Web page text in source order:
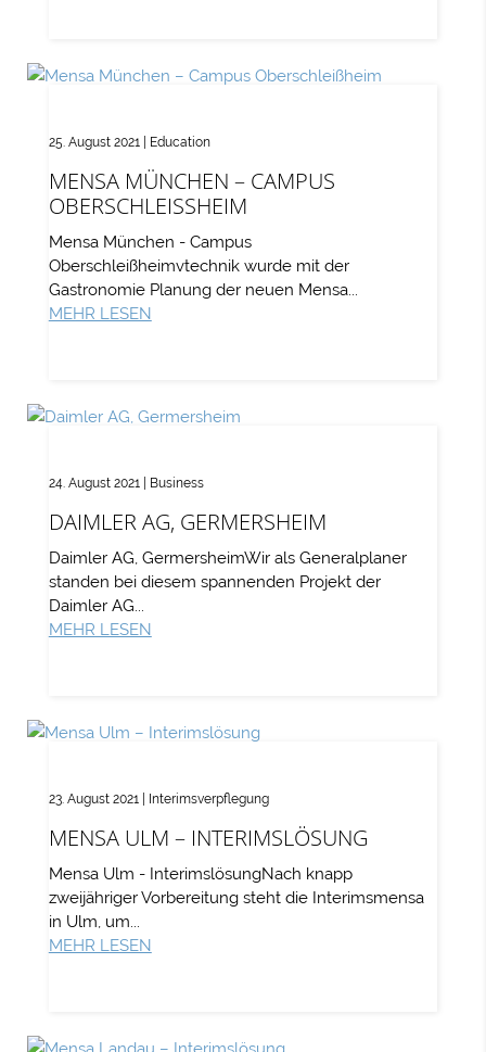
MENSA MÜNCHEN – CAMPUS
OBERSCHLEISSHEIM
25. August 2021| Education
Mensa München - Campus
Oberschleißheimvtechnik wurde mit der
Gastronomie Planung der neuen Mensa...
MEHR LESEN
DAIMLER AG, GERMERSHEIM
24. August 2021| Business
Daimler AG, GermersheimWir als Generalplaner
standen bei diesem spannenden Projekt der
Daimler AG...
MEHR LESEN
MENSA ULM – INTERIMSLÖSUNG
23. August 2021| Interimsverpflegung
Mensa Ulm - InterimslösungNach knapp
zweijähriger Vorbereitung steht die Interimsmensa
in Ulm, um...
MEHR LESEN